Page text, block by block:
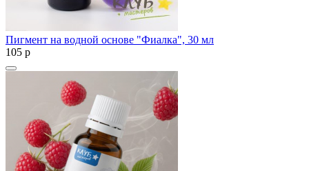
Пигмент на водной основе "Фиалка", 30 мл
105 p